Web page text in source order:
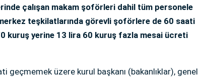
çalışan makam şoförleri dahil tüm personele
teşkilatlarında görevli şoförlere de 60 saati
kuruş yerine 13 lira 60 kuruş fazla mesai ücreti
geçmemek üzere kurul başkanı (bakanlıklar), genel